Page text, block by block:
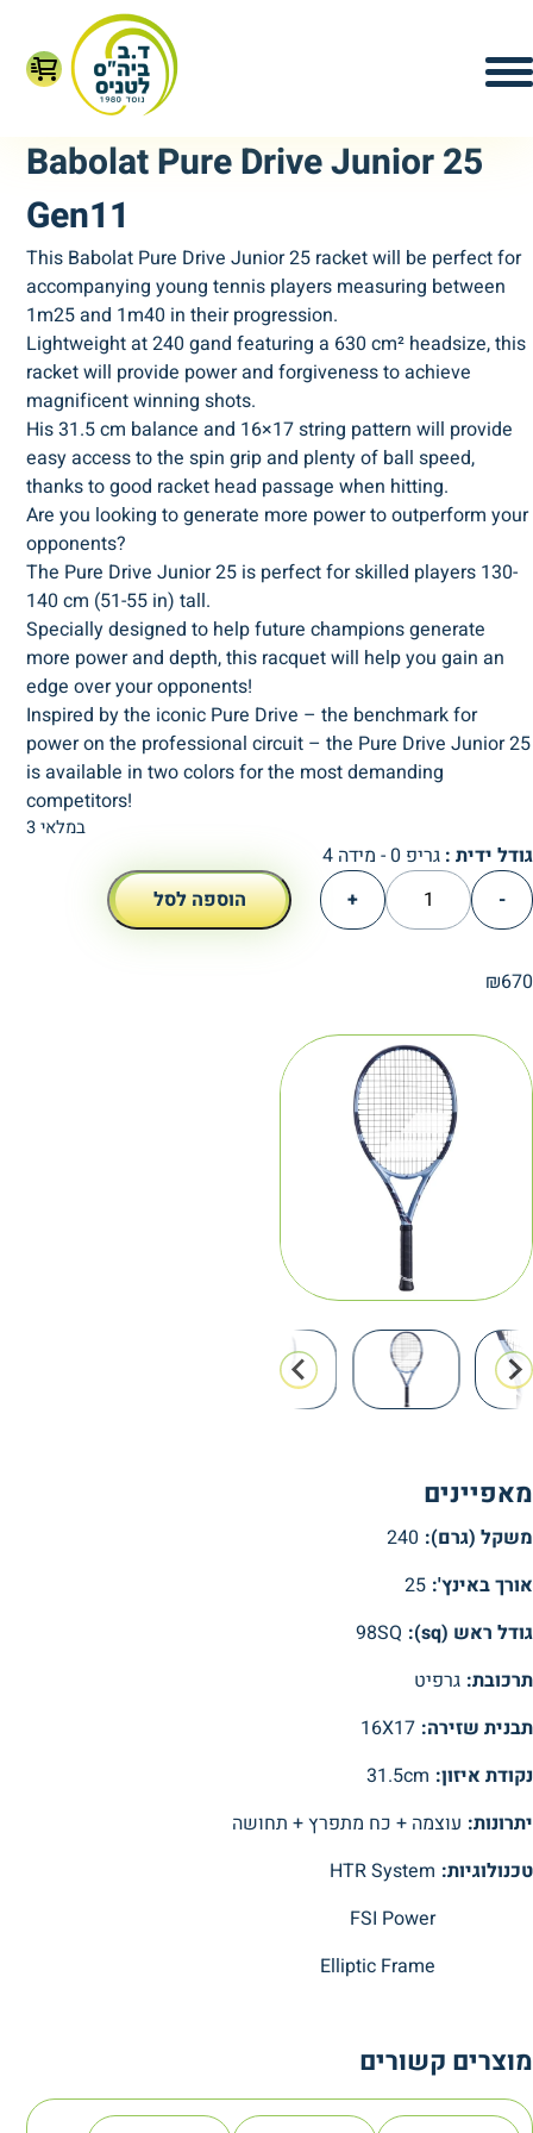
Babolat Pure Drive Junior 25
Gen11
This Babolat Pure Drive Junior 25 racket will be perfect for
accompanying young tennis players measuring between
1m25 and 1m40 in their progression.
Lightweight at 240 gand featuring a 630 cm² headsize, this
racket will provide power and forgiveness to achieve
magnificent winning shots.
His 31.5 cm balance and 16×17 string pattern will provide
easy access to the spin grip and plenty of ball speed,
thanks to good racket head passage when hitting.
Are you looking to generate more power to outperform your
opponents?
The Pure Drive Junior 25 is perfect for skilled players 130-
140 cm (51-55 in) tall.
Specially designed to help future champions generate
more power and depth, this racquet will help you gain an
edge over your opponents!
Inspired by the iconic Pure Drive – the benchmark for
power on the professional circuit – the Pure Drive Junior 25
is available in two colors for the most demanding
competitors!
3 במלאי
גודל ידית : גריפ 0 - מידה 4
כמות
של
25
Gen11
-
+ הוספה לסל
₪670
מאפיינים
משקל (גרם): 240
אורך באינץ': 25
גודל ראש (sq):
98SQ
תרכובת: גרפיט
תבנית שזירה: 16X17
נקודת איזון: 31.5cm
יתרונות: עוצמה + כח מתפרץ + תחושה
טכנולוגיות: HTR System
FSI Power
Elliptic Frame
מוצרים קשורים